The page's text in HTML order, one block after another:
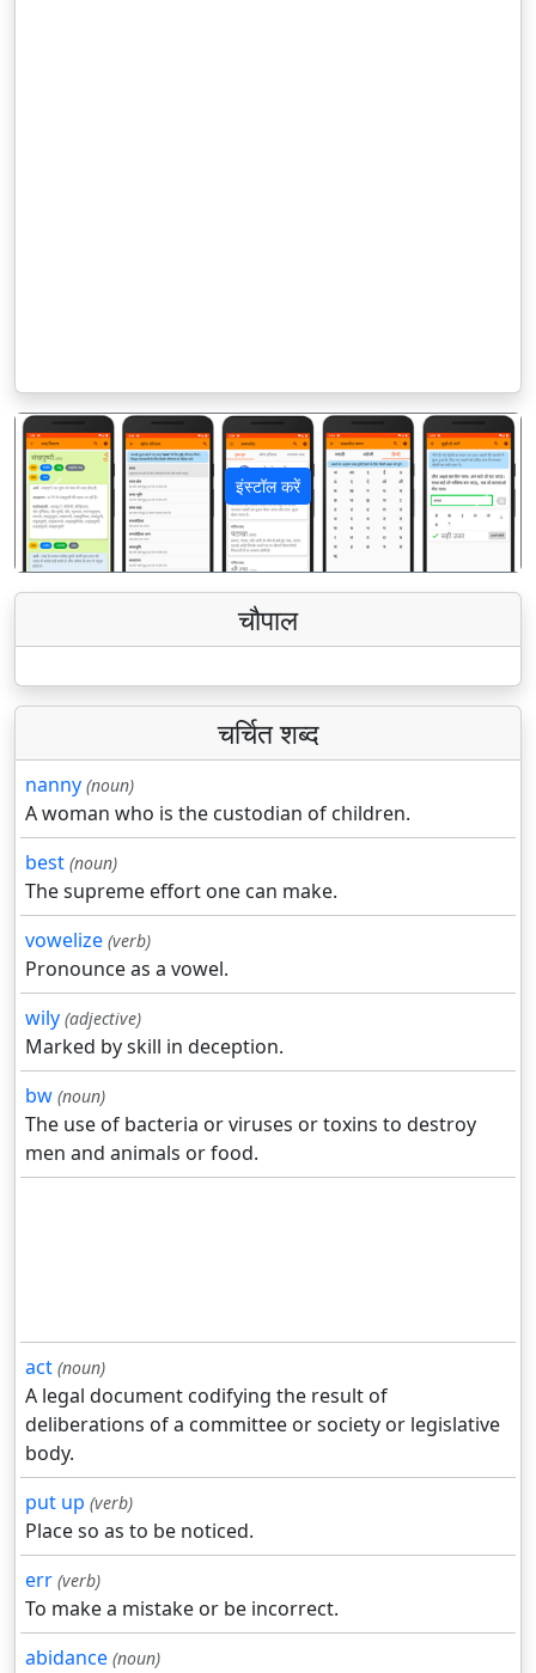
इंस्टॉल करें
पिछला अगला
चौपाल
चर्चित शब्द
nanny (noun)
A woman who is the custodian of children.
best (noun)
The supreme effort one can make.
vowelize (verb)
Pronounce as a vowel.
wily (adjective)
Marked by skill in deception.
bw (noun)
The use of bacteria or viruses or toxins to destroy
men and animals or food.
act (noun)
A legal document codifying the result of
deliberations of a committee or society or legislative
body.
put up (verb)
Place so as to be noticed.
err (verb)
To make a mistake or be incorrect.
abidance (noun)